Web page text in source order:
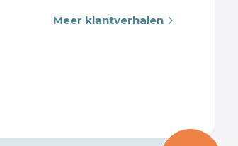
Meer klantverhalen